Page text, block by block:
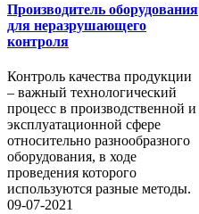
Производитель оборудования
для неразрушающего
контроля
Контроль качества продукции
– важный технологический
процесс в производственной и
эксплуатационной сфере
относительно разнообразного
оборудования, в ходе
проведения которого
используются разные методы.
09-07-2021